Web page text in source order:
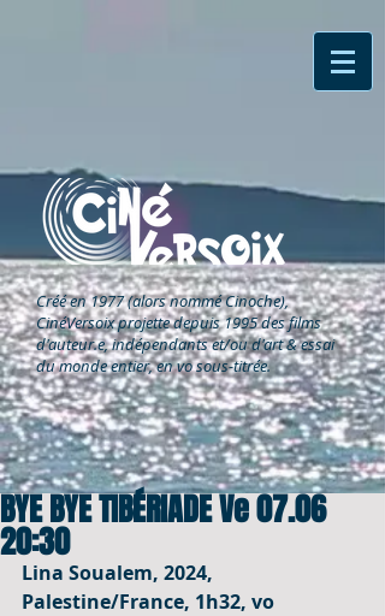
Créé en 1977 (alors nommé Cinoche),
CinéVersoixprojette depuis 1995 des films
d'auteur.e, indépendants et/ou d'art & essai
du monde entier, en vo sous-titrée.
BYE BYE TIBÉRIADE Ve 07.06
20:30
Lina Soualem, 2024,
Palestine/France, 1h32, vo